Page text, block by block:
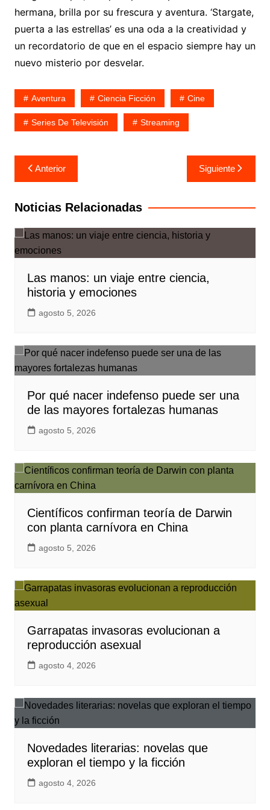
hermana, brilla por su frescura y aventura. ‘Stargate,
puerta a las estrellas’ es una oda a la creatividad y
un recordatorio de que en el espacio siempre hay un
nuevo misterio por desvelar.
Aventura Ciencia Ficción Cine
Series De Televisión Streaming
Navegación
de
entradas
Anterior Siguiente
Noticias Relacionadas
Las manos: un viaje entre ciencia,
historia y emociones
agosto 5, 2026
Por qué nacer indefenso puede ser una
de las mayores fortalezas humanas
agosto 5, 2026
Científicos confirman teoría de Darwin
con planta carnívora en China
agosto 5, 2026
Garrapatas invasoras evolucionan a
reproducción asexual
agosto 4, 2026
Novedades literarias: novelas que
exploran el tiempo y la ficción
agosto 4, 2026